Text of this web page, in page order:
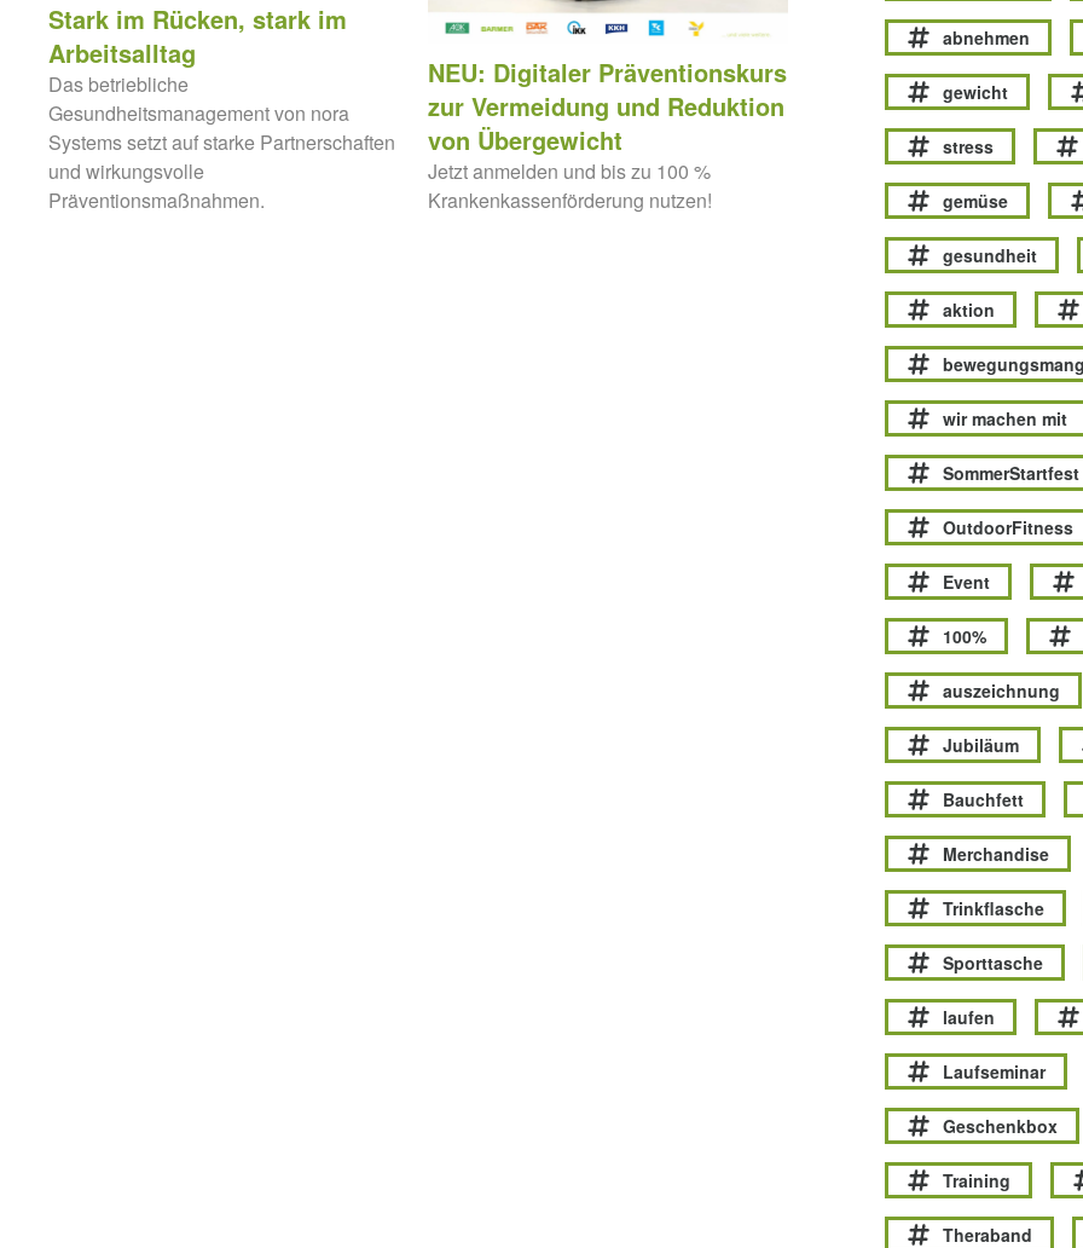
abnehmen
gewicht
stress
gemüse
gesundheit
aktion
wir machen mit
SommerStartfest
OutdoorFitness
Event
100%
auszeichnung
Jubiläum
Bauchfett
Merchandise
Trinkflasche
Sporttasche
laufen
Laufseminar
Geschenkbox
Training
Theraband
Stark im Rücken, stark im
Arbeitsalltag
Das betriebliche
Gesundheitsmanagement von nora
Systems setzt auf starke Partnerschaften
und wirkungsvolle
Präventionsmaßnahmen.
NEU: Digitaler Präventionskurs
zur Vermeidung und Reduktion
von Übergewicht
Jetzt anmelden und bis zu 100 %
Krankenkassenförderung nutzen!